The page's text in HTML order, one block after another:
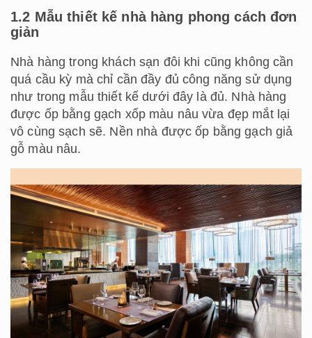
1.2 Mẫu thiết kế nhà hàng phong cách đơn
giản
Nhà hàng trong khách sạn đôi khi cũng không cần
quá cầu kỳ mà chỉ cần đầy đủ công năng sử dụng
như trong mẫu thiết kế dưới đây là đủ. Nhà hàng
được ốp bằng gạch xốp màu nâu vừa đẹp mắt lại
vô cùng sạch sẽ. Nền nhà được ốp bằng gạch giả
gỗ màu nâu.